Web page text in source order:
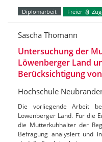
Diplomarbeit Freier
Sascha Thomann
Untersuchung der
Löwenberger Land
Berücksichtigung
Hochschule
Die vorliegende Arbeit
Löwenberger Land. Für die
die Mutterkuhhalter der
Befragung analysiert und